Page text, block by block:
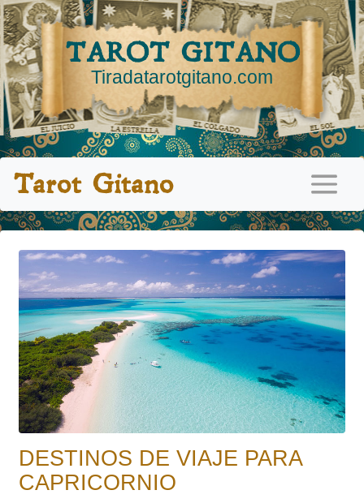
TAROT GITANO
Tiradatarotgitano.com
Tarot Gitano
DESTINOS DE VIAJE PARA
CAPRICORNIO